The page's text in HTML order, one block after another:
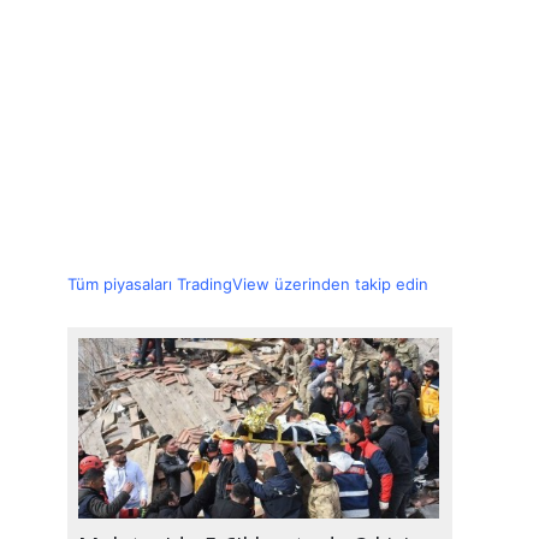
Tüm piyasaları TradingView üzerinden takip edin